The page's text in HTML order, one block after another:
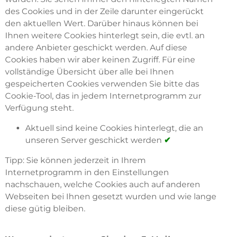
des Cookies und in der Zeile darunter eingerückt
den aktuellen Wert. Darüber hinaus können bei
Ihnen weitere Cookies hinterlegt sein, die evtl. an
andere Anbieter geschickt werden. Auf diese
Cookies haben wir aber keinen Zugriff. Für eine
vollständige Übersicht über alle bei Ihnen
gespeicherten Cookies verwenden Sie bitte das
Cookie-Tool, das in jedem Internetprogramm zur
Verfügung steht.
Aktuell sind keine Cookies hinterlegt, die an
unseren Server geschickt werden ✔
Tipp: Sie können jederzeit in Ihrem
Internetprogramm in den Einstellungen
nachschauen, welche Cookies auch auf anderen
Webseiten bei Ihnen gesetzt wurden und wie lange
diese gütig bleiben.